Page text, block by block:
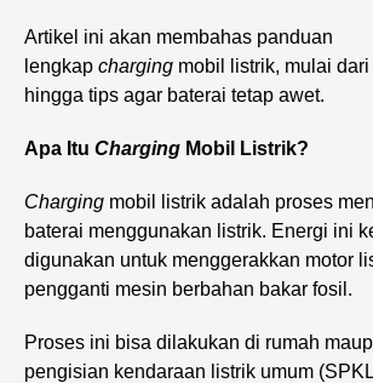
Artikel ini akan membahas panduan
lengkap charging mobil listrik, mulai
hingga tips agar baterai tetap awet.
Apa Itu Charging Mobil Listrik?
Charging mobil listrik adalah proses
baterai menggunakan listrik. Energi ini
digunakan untuk menggerakkan motor
pengganti mesin berbahan bakar fosil.
Proses ini bisa dilakukan di rumah
pengisian kendaraan listrik umum